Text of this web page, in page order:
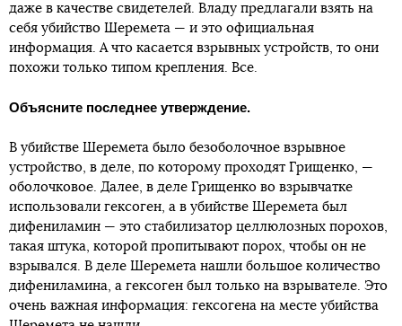
даже в качестве свидетелей. Владу предлагали взять на
себя убийство Шеремета — и это официальная
информация. А что касается взрывных устройств, то они
похожи только типом крепления. Все.
Объясните последнее утверждение.
В убийстве Шеремета было безоболочное взрывное
устройство, в деле, по которому проходят Грищенко, —
оболочковое. Далее, в деле Грищенко во взрывчатке
использовали гексоген, а в убийстве Шеремета был
дифениламин — это стабилизатор целлюлозных порохов,
такая штука, которой пропитывают порох, чтобы он не
взрывался. В деле Шеремета нашли большое количество
дифениламина, а гексоген был только на взрывателе. Это
очень важная информация: гексогена на месте убийства